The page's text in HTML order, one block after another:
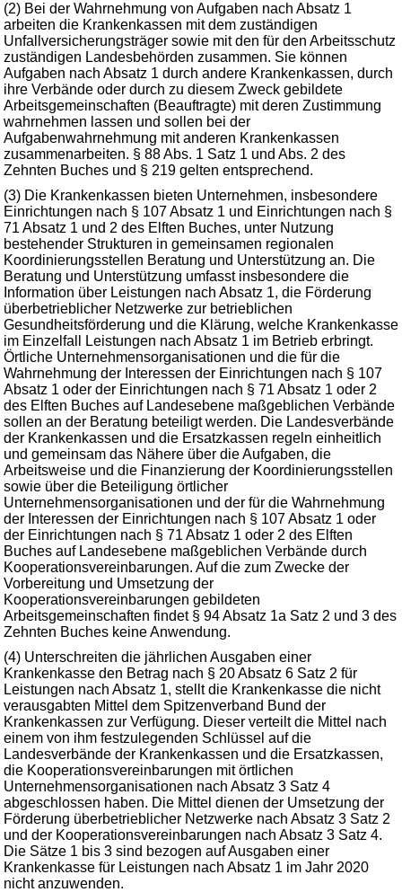
(2) Bei der Wahrnehmung von Aufgaben nach Absatz 1
arbeiten die Krankenkassen mit dem zuständigen
Unfallversicherungsträger sowie mit den für den Arbeitsschutz
zuständigen Landesbehörden zusammen. Sie können
Aufgaben nach Absatz 1 durch andere Krankenkassen, durch
ihre Verbände oder durch zu diesem Zweck gebildete
Arbeitsgemeinschaften (Beauftragte) mit deren Zustimmung
wahrnehmen lassen und sollen bei der
Aufgabenwahrnehmung mit anderen Krankenkassen
zusammenarbeiten. § 88 Abs. 1 Satz 1 und Abs. 2 des
Zehnten Buches und § 219 gelten entsprechend.
(3) Die Krankenkassen bieten Unternehmen, insbesondere
Einrichtungen nach § 107 Absatz 1 und Einrichtungen nach §
71 Absatz 1 und 2 des Elften Buches, unter Nutzung
bestehender Strukturen in gemeinsamen regionalen
Koordinierungsstellen Beratung und Unterstützung an. Die
Beratung und Unterstützung umfasst insbesondere die
Information über Leistungen nach Absatz 1, die Förderung
überbetrieblicher Netzwerke zur betrieblichen
Gesundheitsförderung und die Klärung, welche Krankenkasse
im Einzelfall Leistungen nach Absatz 1 im Betrieb erbringt.
Örtliche Unternehmensorganisationen und die für die
Wahrnehmung der Interessen der Einrichtungen nach § 107
Absatz 1 oder der Einrichtungen nach § 71 Absatz 1 oder 2
des Elften Buches auf Landesebene maßgeblichen Verbände
sollen an der Beratung beteiligt werden. Die Landesverbände
der Krankenkassen und die Ersatzkassen regeln einheitlich
und gemeinsam das Nähere über die Aufgaben, die
Arbeitsweise und die Finanzierung der Koordinierungsstellen
sowie über die Beteiligung örtlicher
Unternehmensorganisationen und der für die Wahrnehmung
der Interessen der Einrichtungen nach § 107 Absatz 1 oder
der Einrichtungen nach § 71 Absatz 1 oder 2 des Elften
Buches auf Landesebene maßgeblichen Verbände durch
Kooperationsvereinbarungen. Auf die zum Zwecke der
Vorbereitung und Umsetzung der
Kooperationsvereinbarungen gebildeten
Arbeitsgemeinschaften findet § 94 Absatz 1a Satz 2 und 3 des
Zehnten Buches keine Anwendung.
(4) Unterschreiten die jährlichen Ausgaben einer
Krankenkasse den Betrag nach § 20 Absatz 6 Satz 2 für
Leistungen nach Absatz 1, stellt die Krankenkasse die nicht
verausgabten Mittel dem Spitzenverband Bund der
Krankenkassen zur Verfügung. Dieser verteilt die Mittel nach
einem von ihm festzulegenden Schlüssel auf die
Landesverbände der Krankenkassen und die Ersatzkassen,
die Kooperationsvereinbarungen mit örtlichen
Unternehmensorganisationen nach Absatz 3 Satz 4
abgeschlossen haben. Die Mittel dienen der Umsetzung der
Förderung überbetrieblicher Netzwerke nach Absatz 3 Satz 2
und der Kooperationsvereinbarungen nach Absatz 3 Satz 4.
Die Sätze 1 bis 3 sind bezogen auf Ausgaben einer
Krankenkasse für Leistungen nach Absatz 1 im Jahr 2020
nicht anzuwenden.